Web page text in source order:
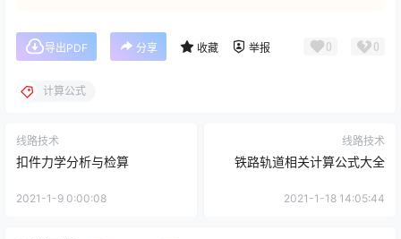
导出PDF 分享 收藏 举报 0 0
计算公式
线路技术
扣件力学分析与检算
2021-1-9 0:00:08
线路技术
铁路轨道相关计算公式大全
2021-1-18 14:05:44